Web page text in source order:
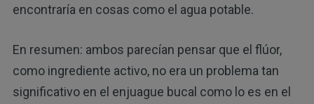
encontraría en cosas como el agua potable.
En resumen: ambos parecían pensar que el flúor,
como ingrediente activo, no era un problema tan
significativo en el enjuague bucal como lo es en el